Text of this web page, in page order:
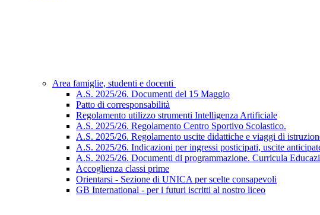
Area famiglie, studenti e docenti
A.S. 2025/26. Documenti del 15 Maggio
Patto di corresponsabilità
Regolamento utilizzo strumenti Intelligenza Artificiale
A.S. 2025/26. Regolamento Centro Sportivo Scolastico.
A.S. 2025/26. Regolamento uscite didattiche e viaggi di
A.S. 2025/26. Indicazioni per ingressi posticipati, uscite
A.S. 2025/26. Documenti di programmazione. Curricula
Accoglienza classi prime
Orientarsi - Sezione di UNICA per scelte consapevoli
GB International - per i futuri iscritti al nostro liceo